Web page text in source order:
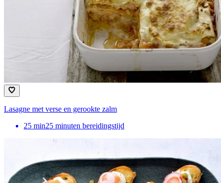
Lasagne met verse en gerookte zalm
25 min25 minuten bereidingstijd